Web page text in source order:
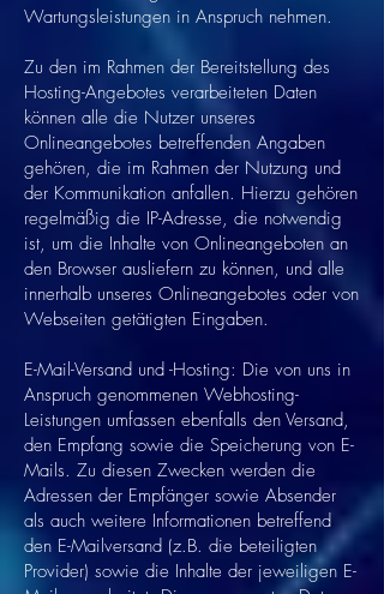
Wartungsleistungen in Anspruch nehmen.
Zu den im Rahmen der Bereitstellung des
Hosting-Angebotes verarbeiteten Daten
können alle die Nutzer unseres
Onlineangebotes betreffenden Angaben
gehören, die im Rahmen der Nutzung und
der Kommunikation anfallen. Hierzu gehören
regelmäßig die IP-Adresse, die notwendig
ist, um die Inhalte von Onlineangeboten an
den Browser ausliefern zu können, und alle
innerhalb unseres Onlineangebotes oder von
Webseiten getätigten Eingaben.
E-Mail-Versand und -Hosting: Die von uns in
Anspruch genommenen Webhosting-
Leistungen umfassen ebenfalls den Versand,
den Empfang sowie die Speicherung von E-
Mails. Zu diesen Zwecken werden die
Adressen der Empfänger sowie Absender
als auch weitere Informationen betreffend
den E-Mailversand (z.B. die beteiligten
Provider) sowie die Inhalte der jeweiligen E-